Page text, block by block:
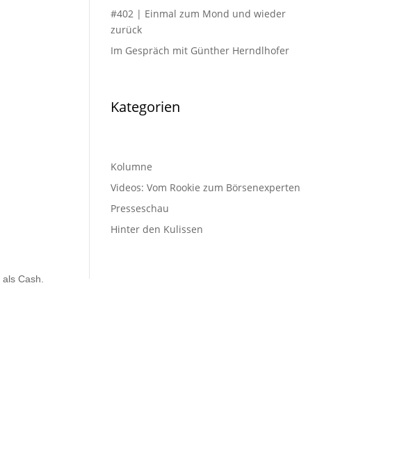
als Cash.
#402 | Einmal zum Mond und wieder
zurück
Im Gespräch mit Günther Herndlhofer
Kategorien
Kolumne
Videos: Vom Rookie zum Börsenexperten
Presseschau
Hinter den Kulissen